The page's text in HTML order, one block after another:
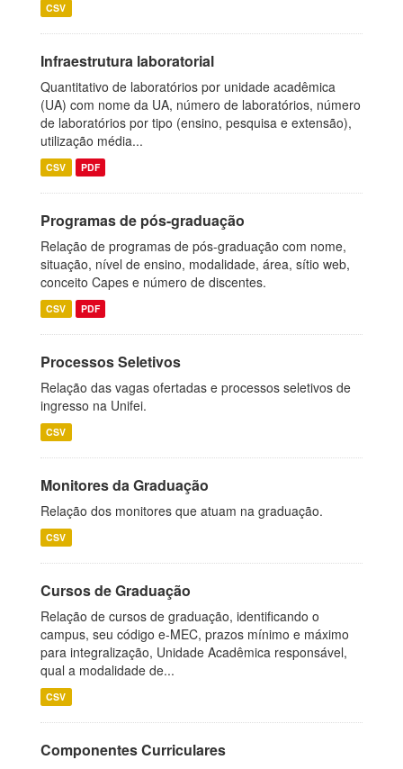
CSV
Infraestrutura laboratorial
Quantitativo de laboratórios por unidade acadêmica
(UA) com nome da UA, número de laboratórios, número
de laboratórios por tipo (ensino, pesquisa e extensão),
utilização média...
CSV PDF
Programas de pós-graduação
Relação de programas de pós-graduação com nome,
situação, nível de ensino, modalidade, área, sítio web,
conceito Capes e número de discentes.
CSV PDF
Processos Seletivos
Relação das vagas ofertadas e processos seletivos de
ingresso na Unifei.
CSV
Monitores da Graduação
Relação dos monitores que atuam na graduação.
CSV
Cursos de Graduação
Relação de cursos de graduação, identificando o
campus, seu código e-MEC, prazos mínimo e máximo
para integralização, Unidade Acadêmica responsável,
qual a modalidade de...
CSV
Componentes Curriculares